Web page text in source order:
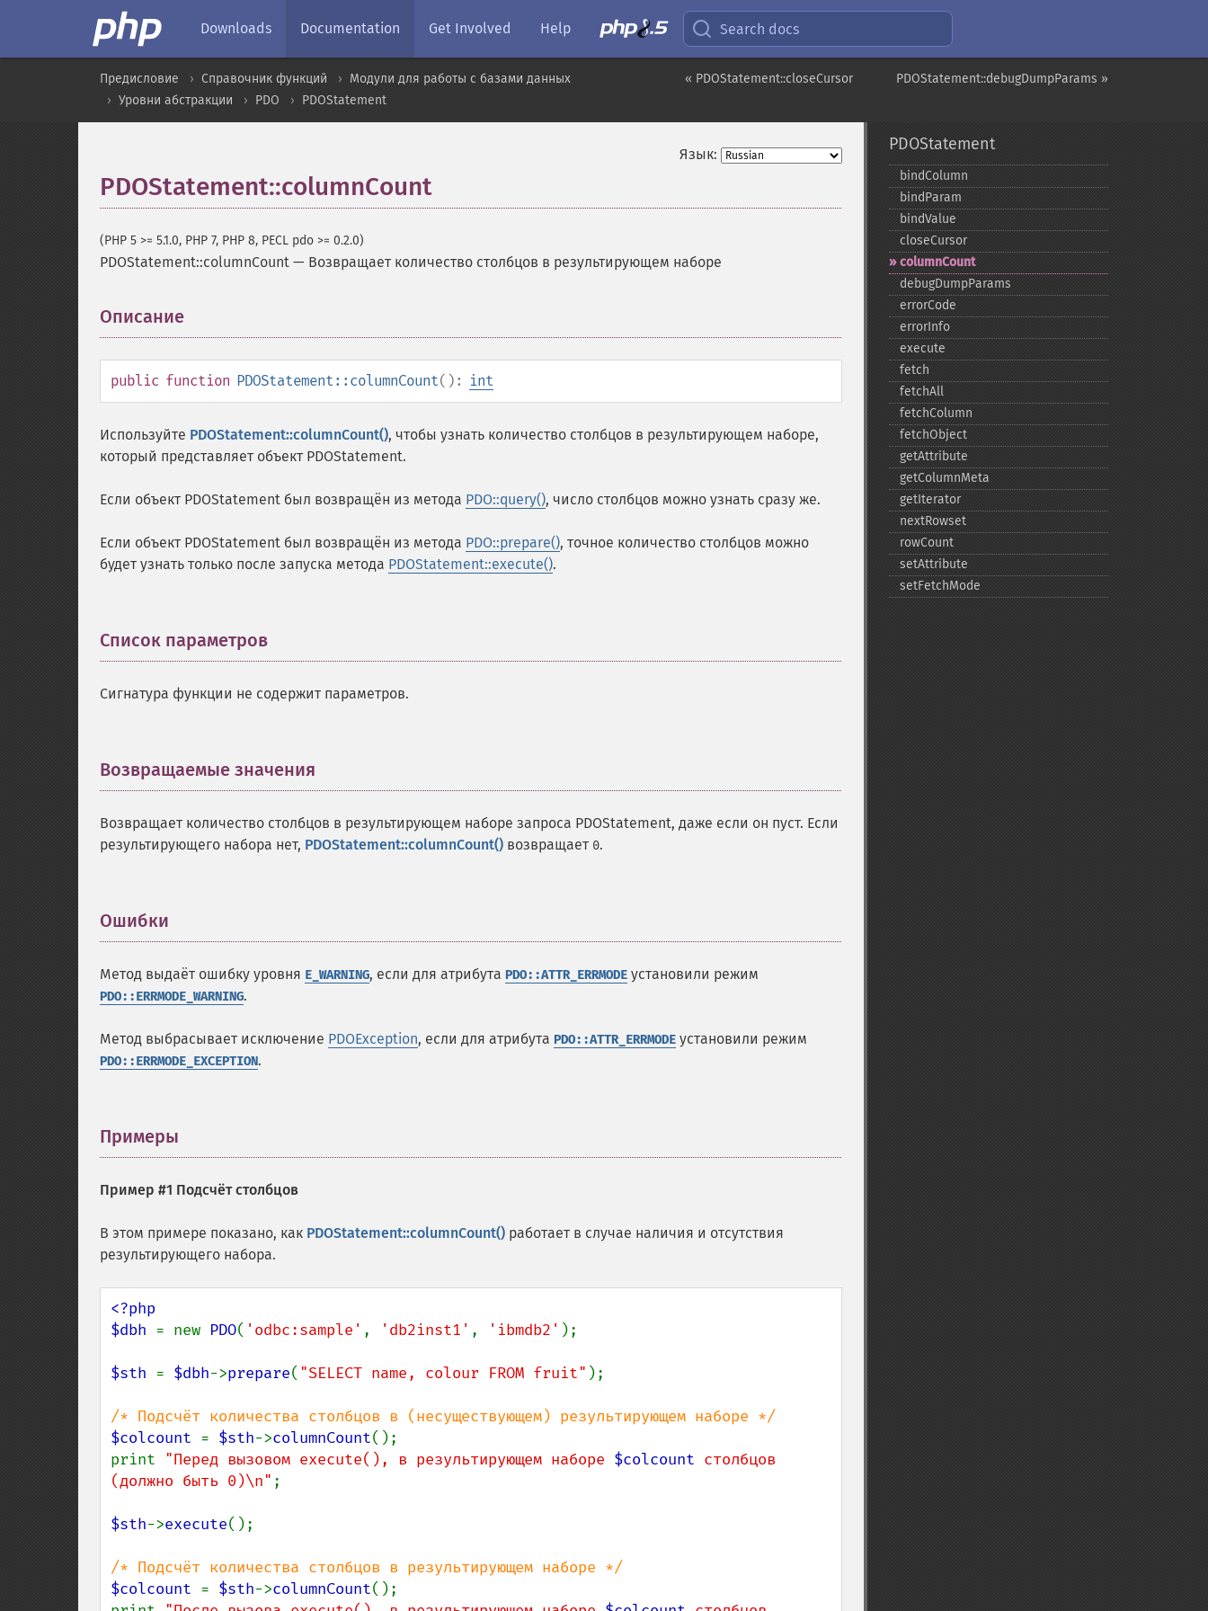
Downloads Documentation Get Involved Help Search docs
PDOStatement::debugDumpParams »
« PDOStatement::closeCursor
Предисловие Справочник функций
Модули для работы с базами данных
Уровни абстракции
PDO PDOStatement
Язык:
PDOStatement::columnCount
(PHP 5 >= 5.1.0, PHP 7, PHP 8, PECL pdo >= 0.2.0)
PDOStatement::columnCount — Возвращает количество столбцов в результирующем наборе
Описание
public function PDOStatement::columnCount(): int
Используйте PDOStatement::columnCount(), чтобы узнать количество столбцов в результирующем наборе,
который представляет объект PDOStatement.
Если объект PDOStatement был возвращён из метода PDO::query(), число столбцов можно узнать сразу же.
Если объект PDOStatement был возвращён из метода PDO::prepare(), точное количество столбцов можно
будет узнать только после запуска метода PDOStatement::execute().
Список параметров
Сигнатура функции не содержит параметров.
Возвращаемые значения
Возвращает количество столбцов в результирующем наборе запроса PDOStatement, даже если он пуст. Если
результирующего набора нет, PDOStatement::columnCount() возвращает 0.
Ошибки
Метод выдаёт ошибку уровня E_WARNING, если для атрибута PDO::ATTR_ERRMODE установили режим
PDO::ERRMODE_WARNING.
Метод выбрасывает исключение PDOException, если для атрибута PDO::ATTR_ERRMODE установили режим
PDO::ERRMODE_EXCEPTION.
Примеры
Пример #1 Подсчёт столбцов
В этом примере показано, как PDOStatement::columnCount() работает в случае наличия и отсутствия
результирующего набора.
<?php
$dbh = new PDO( 'odbc:sample' , 'db2inst1' , 'ibmdb2' );
$sth = $dbh->prepare( "SELECT name, colour FROM fruit" );
$colcount = $sth->columnCount();
print "Перед вызовом execute(), в результирующем наборе $colcount столбцов
(должно быть 0)\n" ;
$sth->execute();
$colcount = $sth->columnCount();
PDOStatement
bindColumn
bindParam
bindValue
closeCursor
columnCount
debugDumpParams
errorCode
errorInfo
execute
fetch
fetchAll
fetchColumn
fetchObject
getAttribute
getColumnMeta
getIterator
nextRowset
rowCount
setAttribute
setFetchMode